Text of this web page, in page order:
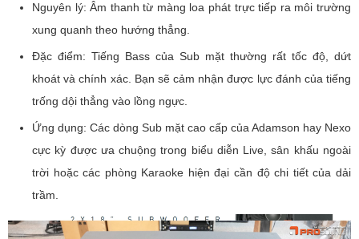
Nguyên lý: Âm thanh từ màng loa phát trực tiếp ra môi trường
xung quanh theo hướng thẳng.
Đặc điểm: Tiếng Bass của Sub mặt thường rất tốc độ, dứt
khoát và chính xác. Bạn sẽ cảm nhận được lực đánh của tiếng
trống dội thẳng vào lồng ngực.
Ứng dụng: Các dòng Sub mặt cao cấp của Adamson hay Nexo
cực kỳ được ưa chuộng trong biểu diễn Live, sân khấu ngoài
trời hoặc các phòng Karaoke hiện đại cần độ chi tiết của dải
trầm.